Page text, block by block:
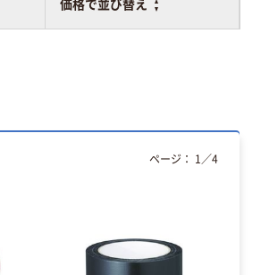
価格で並び替え
ページ： 1 ／4